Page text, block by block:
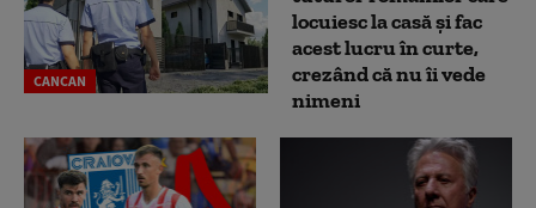
CANCAN
locuiesc la casă și fac
acest lucru în curte,
crezând că nu îi vede
nimeni